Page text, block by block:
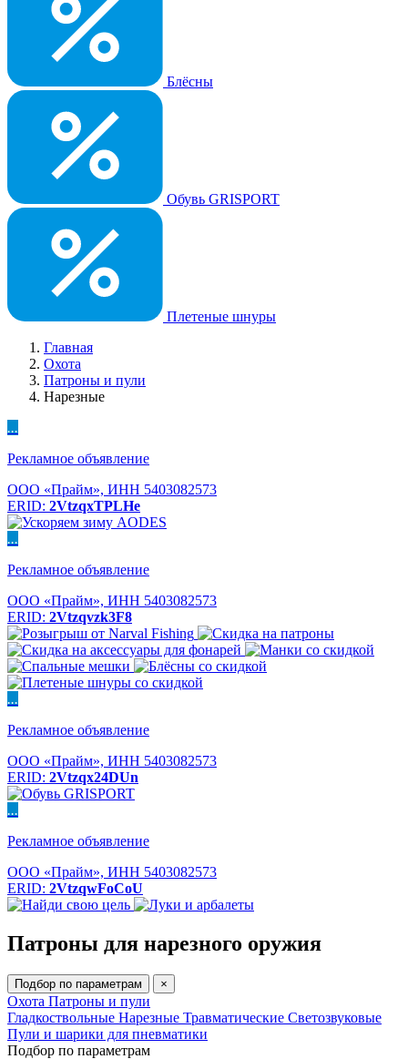
Блёсны
Обувь GRISPORT
Плетеные шнуры
Главная
Охота
Патроны и пули
Нарезные
...
Рекламное объявление
ООО «Прайм», ИНН 5403082573
ERID: 2VtzqxTPLHe
...
Рекламное объявление
ООО «Прайм», ИНН 5403082573
ERID: 2Vtzqvzk3F8
...
Рекламное объявление
ООО «Прайм», ИНН 5403082573
ERID: 2Vtzqx24DUn
...
Рекламное объявление
ООО «Прайм», ИНН 5403082573
ERID: 2VtzqwFoCoU
Патроны для нарезного оружия
Подбор по параметрам ×
Охота Патроны и пули
Гладкоствольные Нарезные Травматические Светозвуковые
Пули и шарики для пневматики
Подбор по параметрам